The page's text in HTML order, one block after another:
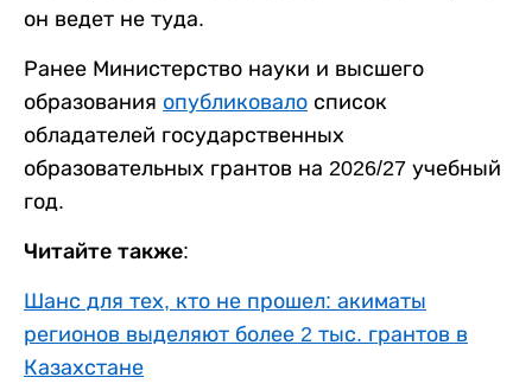
он ведет не туда.
Ранее Министерство науки и высшего
образования опубликовало список
обладателей государственных
образовательных грантов на 2026/27 учебный
год.
Читайте также:
Шанс для тех, кто не прошел: акиматы
регионов выделяют более 2 тыс. грантов в
Казахстане